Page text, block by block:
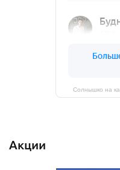
Солнышко на
Акции